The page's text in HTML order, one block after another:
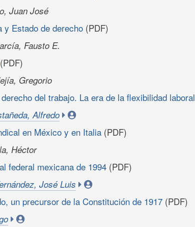
Juan José
y Estado de derecho (PDF)
Fausto E.
(PDF)
Gregorio
del trabajo. La era de la flexibilidad laboral
Alfredo
en México y en Italia (PDF)
Héctor
federal mexicana de 1994 (PDF)
José Luis
un precursor de la Constitución de 1917 (PDF)